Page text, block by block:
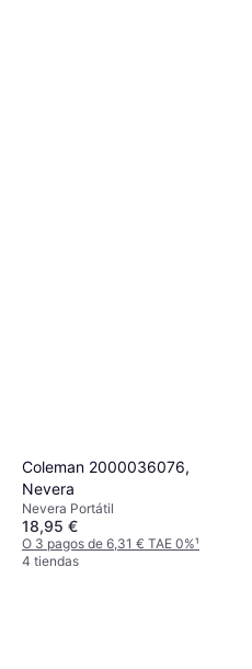
Coleman 2000036076,
Nevera
Nevera Portátil
18,95 €
O 3 pagos de 6,31 € TAE 0%¹
4 tiendas